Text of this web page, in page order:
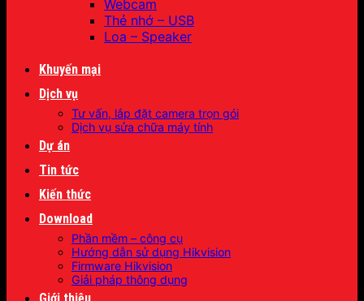
Webcam
Thẻ nhớ – USB
Loa – Speaker
Khuyến mại
Dịch vụ
Tư vấn, lắp đặt camera trọn gói
Dịch vụ sửa chữa máy tính
Dự án
Tin tức
Kiến thức
Download
Phần mềm – công cụ
Hướng dẫn sử dụng Hikvision
Firmware Hikvision
Giải pháp thông dụng